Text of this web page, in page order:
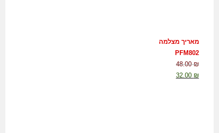
מאריך מצלמה
PFM802
48.00₪
32.00 ₪